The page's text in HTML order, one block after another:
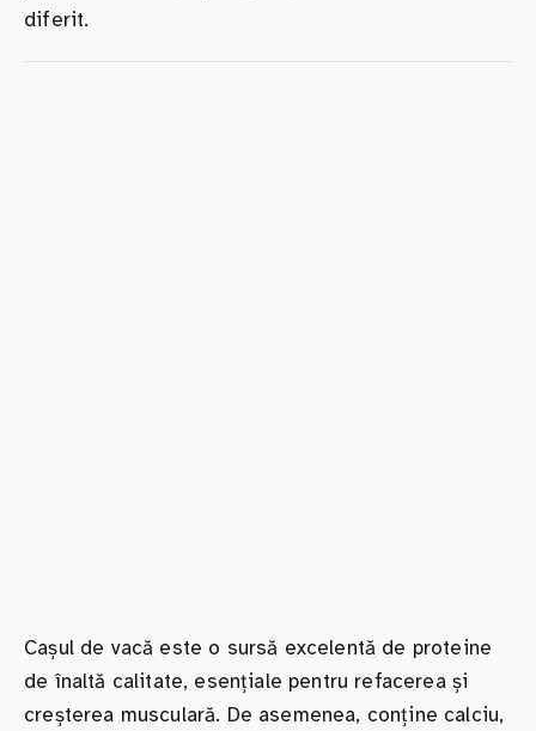
diferit.
Cașul de vacă este o sursă excelentă de proteine
de înaltă calitate, esențiale pentru refacerea și
creșterea musculară. De asemenea, conține calciu,